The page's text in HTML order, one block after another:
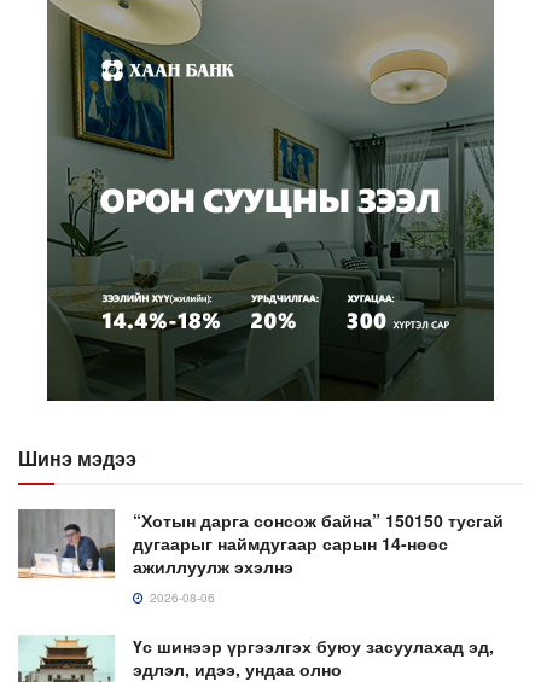
Шинэ мэдээ
“Хотын дарга сонсож байна” 150150 тусгай
дугаарыг наймдугаар сарын 14-нөөс
ажиллуулж эхэлнэ
2026-08-06
Үс шинээр үргээлгэх буюу засуулахад эд,
эдлэл, идээ, ундаа олно